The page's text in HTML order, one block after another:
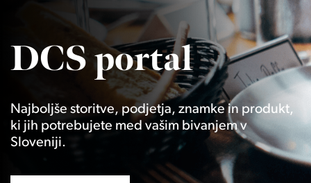
DCS portal
Najboljše storitve, podjetja, znamke in produkt,
ki jih potrebujete med vašim bivanjem v
Sloveniji.